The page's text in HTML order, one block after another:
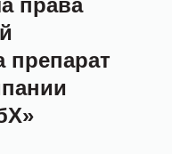
права
препарат